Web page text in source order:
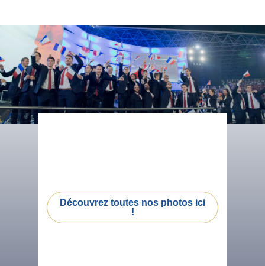
Découvrez toutes nos photos ici
!